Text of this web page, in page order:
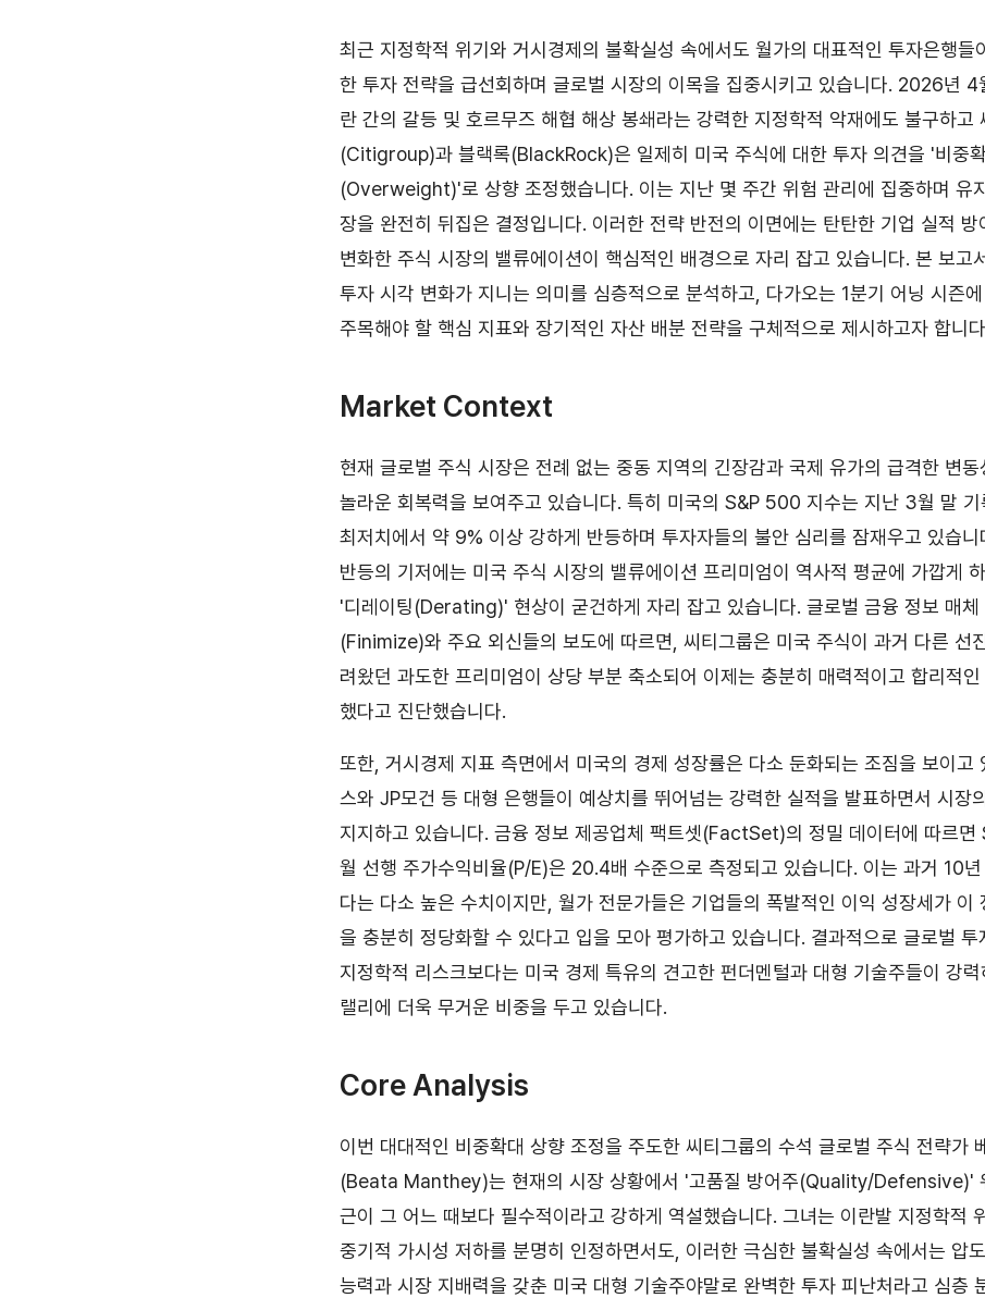
최근 지정학적 위기와 거시경제의 불확실성 속에서도 월가의 대표적인 투자은행들
한 투자 전략을 급선회하며 글로벌 시장의 이목을 집중시키고 있습니다. 2026년 4
란 간의 갈등 및 호르무즈 해협 해상 봉쇄라는 강력한 지정학적 악재에도 불구하고
(Citigroup)과 블랙록(BlackRock)은 일제히 미국 주식에 대한 투자 의견을 '비중
(Overweight)'로 상향 조정했습니다. 이는 지난 몇 주간 위험 관리에 집중하며 유
장을 완전히 뒤집은 결정입니다. 이러한 전략 반전의 이면에는 탄탄한 기업 실적 방
변화한 주식 시장의 밸류에이션이 핵심적인 배경으로 자리 잡고 있습니다. 본 보고
투자 시각 변화가 지니는 의미를 심층적으로 분석하고, 다가오는 1분기 어닝 시즌에
주목해야 할 핵심 지표와 장기적인 자산 배분 전략을 구체적으로 제시하고자 합니
Market Context
현재 글로벌 주식 시장은 전례 없는 중동 지역의 긴장감과 국제 유가의 급격한 변
놀라운 회복력을 보여주고 있습니다. 특히 미국의 S&P 500 지수는 지난 3월 말 기
최저치에서 약 9% 이상 강하게 반등하며 투자자들의 불안 심리를 잠재우고 있습니
반등의 기저에는 미국 주식 시장의 밸류에이션 프리미엄이 역사적 평균에 가깝게
'디레이팅(Derating)' 현상이 굳건하게 자리 잡고 있습니다. 글로벌 금융 정보 매체
(Finimize)와 주요 외신들의 보도에 따르면, 씨티그룹은 미국 주식이 과거 다른 선
려왔던 과도한 프리미엄이 상당 부분 축소되어 이제는 충분히 매력적이고 합리적
했다고 진단했습니다.
또한, 거시경제 지표 측면에서 미국의 경제 성장률은 다소 둔화되는 조짐을 보이고
스와 JP모건 등 대형 은행들이 예상치를 뛰어넘는 강력한 실적을 발표하면서 시장
지지하고 있습니다. 금융 정보 제공업체 팩트셋(FactSet)의 정밀 데이터에 따르
월 선행 주가수익비율(P/E)은 20.4배 수준으로 측정되고 있습니다. 이는 과거 10
다는 다소 높은 수치이지만, 월가 전문가들은 기업들의 폭발적인 이익 성장세가 이
을 충분히 정당화할 수 있다고 입을 모아 평가하고 있습니다. 결과적으로 글로벌 투
지정학적 리스크보다는 미국 경제 특유의 견고한 펀더멘털과 대형 기술주들이 강
랠리에 더욱 무거운 비중을 두고 있습니다.
Core Analysis
이번 대대적인 비중확대 상향 조정을 주도한 씨티그룹의 수석 글로벌 주식 전략가
(Beata Manthey)는 현재의 시장 상황에서 '고품질 방어주(Quality/Defensive)'
근이 그 어느 때보다 필수적이라고 강하게 역설했습니다. 그녀는 이란발 지정학적
중기적 가시성 저하를 분명히 인정하면서도, 이러한 극심한 불확실성 속에서는 압
능력과 시장 지배력을 갖춘 미국 대형 기술주야말로 완벽한 투자 피난처라고 심층